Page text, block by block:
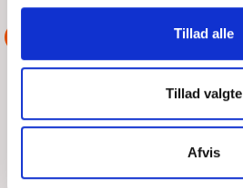
Tillad alle
Tillad valgte
Afvis